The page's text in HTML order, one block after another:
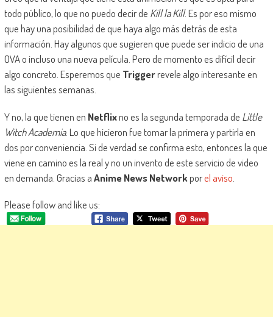
todo público, lo que no puedo decir de Kill la Kill. Es por eso mismo
que hay una posibilidad de que haya algo más detrás de esta
información. Hay algunos que sugieren que puede ser indicio de una
OVA o incluso una nueva película. Pero de momento es difícil decir
algo concreto. Esperemos que Triggerrevele algo interesante en
las siguientes semanas.
Y no, la que tienen en Netflixno es la segunda temporada de Little
Witch Academia. Lo que hicieron fue tomar la primera y partirla en
dos por conveniencia. Si de verdad se confirma esto, entonces la que
viene en camino es la real y no un invento de este servicio de video
en demanda. Gracias aAnime News Networkporel aviso
Please follow and like us: